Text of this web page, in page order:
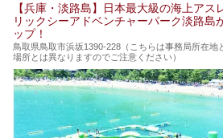
【兵庫・淡路島】日本最大級の海上アス
リックシーアドベンチャーパーク淡路島
ップ！
鳥取県鳥取市浜坂1390‐228（こちらは事務局所在
場所とは異なりますのでご注意ください）